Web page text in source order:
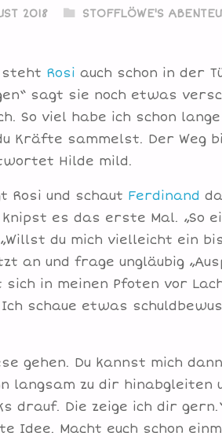
2018 STOFFLÖWE'S
Rosi auch schon in der
sagt sie noch etwas
So viel habe ich schon
Kräfte sammelst. Der Weg
Hilde mild.
Rosi und schaut Ferdinand
es das erste Mal. „So
du mich vielleicht ein
an und frage ungläubig
in meinen Pfoten vor
schaue etwas
gehen. Du kannst mich
langsam zu dir hinabgleiten
drauf. Die zeige ich dir
Idee. Macht euch schon